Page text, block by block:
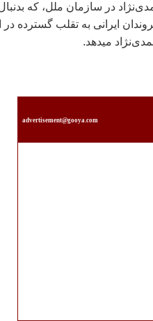
در سازمان ملل، که
ايرانی به تقلب گسترده
ميدهد.
advertisement@gooya.com